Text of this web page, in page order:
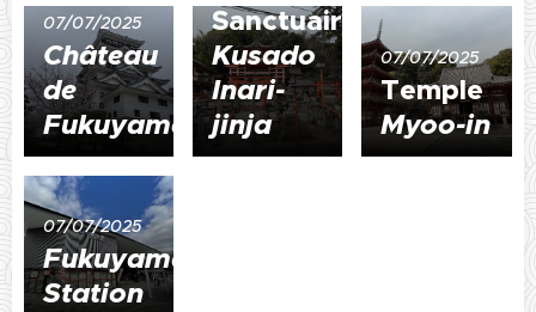
07/07/2025
Château
de
Fukuyama
Sanctuaire
Kusado
Inari-
jinja
07/07/2025
Temple
Myoo-in
07/07/2025
Fukuyama
Station